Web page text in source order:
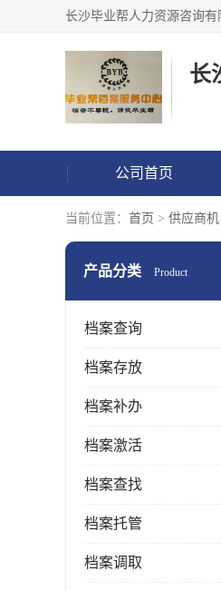
公司首页
当前位置： 首页 > 供应商机
产品分类 Product
档案查询
档案存放
档案补办
档案激活
档案查找
档案托管
档案调取